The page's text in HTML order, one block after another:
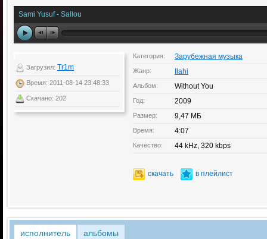
Sami Yusuf - Sallou
Загрузил: Tr1m
Время: 2011-08-14 23:48:33
Скачано: 202
Категория: Зарубежная музыка
Жанр: Ilahi
Альбом: Without You
Год: 2009
Размер: 9,47 МБ
Время: 4:07
Качество: 44 kHz, 320 kbps
скачать в плейлист
исполнитель альбомы